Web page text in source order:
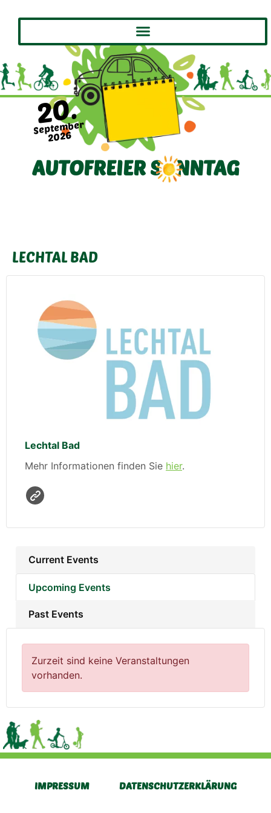
20.
September
2026
AUTOFREIER SONNTAG
LECHTAL BAD
Lechtal Bad
Mehr Informationen finden Sie hier.
Current Events
Upcoming Events
Past Events
Zurzeit sind keine Veranstaltungen
vorhanden.
IMPRESSUM DATENSCHUTZERKLÄRUNG